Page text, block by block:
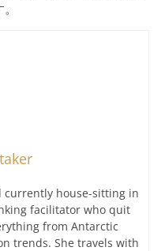
currently house-sitting in
facilitator who quit
from Antarctic
trends. She travels with